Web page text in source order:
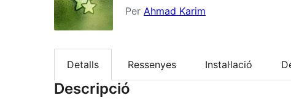
Per Ahmad Karim
Detalls Ressenyes Instal·lació
Descripció